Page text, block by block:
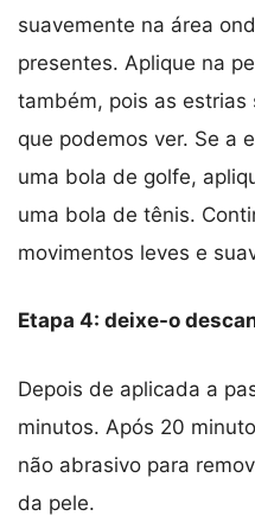
suavemente na área
presentes. Aplique na
também, pois as
que podemos ver. Se a
uma bola de golfe,
uma bola de tênis.
movimentos leves e
Etapa 4: deixe-o
Depois de aplicada a
minutos. Após 20
não abrasivo para
da pele.